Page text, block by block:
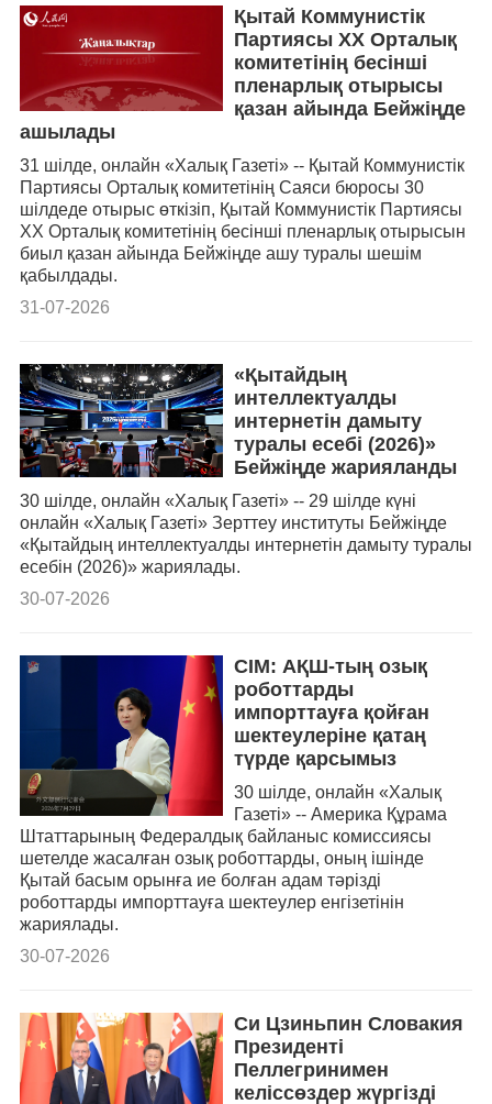
Қытай Коммунистік
Партиясы ХХ Орталық
комитетінің бесінші
пленарлық отырысы
қазан айында Бейжіңде
ашылады
31 шілде, онлайн «Халық Газеті» -- Қытай Коммунистік
Партиясы Орталық комитетінің Саяси бюросы 30
шілдеде отырыс өткізіп, Қытай Коммунистік Партиясы
ХХ Орталық комитетінің бесінші пленарлық отырысын
биыл қазан айында Бейжіңде ашу туралы шешім
қабылдады.
31-07-2026
«Қытайдың
интеллектуалды
интернетін дамыту
туралы есебі (2026)»
Бейжіңде жарияланды
30 шілде, онлайн «Халық Газеті» -- 29 шілде күні
онлайн «Халық Газеті» Зерттеу институты Бейжіңде
«Қытайдың интеллектуалды интернетін дамыту туралы
есебін (2026)» жариялады.
30-07-2026
СІМ: АҚШ-тың озық
роботтарды
импорттауға қойған
шектеулеріне қатаң
түрде қарсымыз
30 шілде, онлайн «Халық
Газеті» -- Америка Құрама
Штаттарының Федералдық байланыс комиссиясы
шетелде жасалған озық роботтарды, оның ішінде
Қытай басым орынға ие болған адам тәрізді
роботтарды импорттауға шектеулер енгізетінін
жариялады.
30-07-2026
Си Цзиньпин Словакия
Президенті
Пеллегринимен
келіссөздер жүргізді